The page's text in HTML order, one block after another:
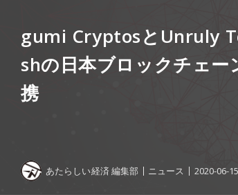
gumi CryptosとUnruly
shの日本ブロックチェー
携
あたらしい経済 編集部 ニュース 2020-06-15